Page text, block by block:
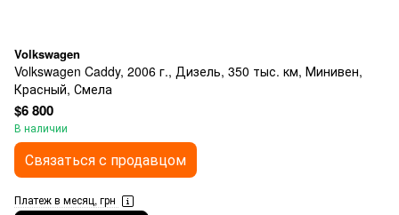
Volkswagen
Volkswagen Caddy, 2006 г., Дизель, 350 тыс. км, Минивен,
Красный, Смела
$6 800
В наличии
Связаться с продавцом
Платеж в месяц, грн